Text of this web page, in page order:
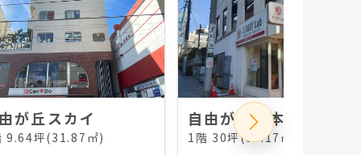
が丘スカイ
9.64坪(31.87㎡)
自由が丘升本
1階 30坪(99.17㎡)